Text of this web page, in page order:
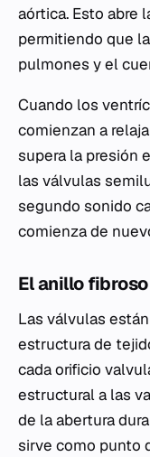
aórtica. Esto abre
permitiendo que
pulmones y el
Cuando los
comienzan a
supera la presión
las válvulas
segundo sonido
comienza de
El anillo
Las válvulas
estructura de
cada orificio
estructural a las
de la abertura
sirve como punto